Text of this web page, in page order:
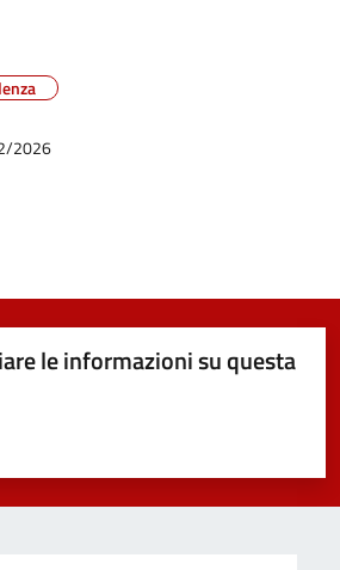
2026
le informazioni su questa
5 stelle su 5
su 5
su 5
5